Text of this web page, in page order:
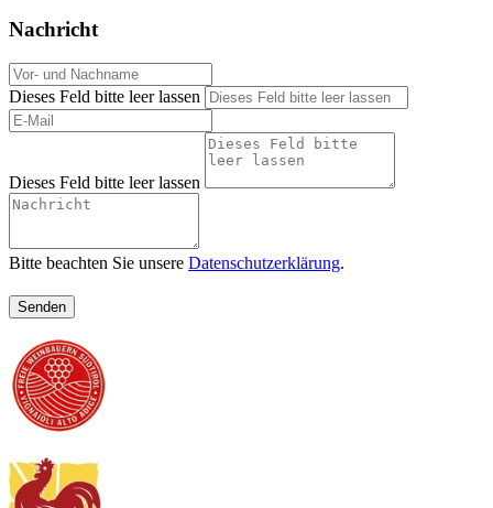
Nachricht
Dieses Feld bitte leer lassen
Dieses Feld bitte leer lassen
Bitte beachten Sie unsere Datenschutzerklärung.
Senden